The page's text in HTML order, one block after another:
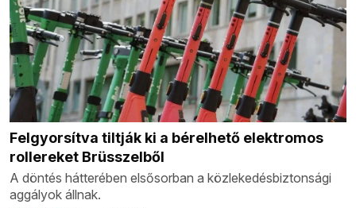
Felgyorsítva tiltják ki a bérelhető elektromos
rollereket Brüsszelből
A döntés hátterében elsősorban a közlekedésbiztonsági
aggályok állnak.